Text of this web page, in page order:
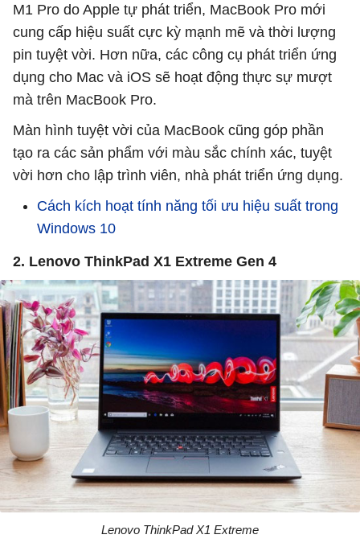
M1 Pro do Apple tự phát triển, MacBook Pro mới
cung cấp hiệu suất cực kỳ mạnh mẽ và thời lượng
pin tuyệt vời. Hơn nữa, các công cụ phát triển ứng
dụng cho Mac và iOS sẽ hoạt động thực sự mượt
mà trên MacBook Pro.
Màn hình tuyệt vời của MacBook cũng góp phần
tạo ra các sản phẩm với màu sắc chính xác, tuyệt
vời hơn cho lập trình viên, nhà phát triển ứng dụng.
Cách kích hoạt tính năng tối ưu hiệu suất trong
Windows 10
2. Lenovo ThinkPad X1 Extreme Gen 4
Lenovo ThinkPad X1 Extreme